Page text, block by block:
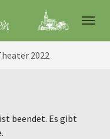
2022
ist beendet. Es gibt